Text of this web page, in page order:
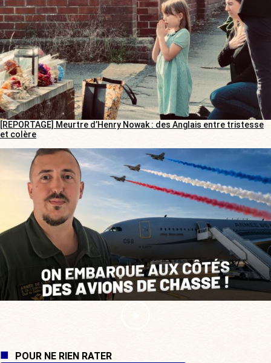
[REPORTAGE] Meurtre d’Henry Nowak : des Anglais entre tristesse
et colère
POUR NE RIEN RATER